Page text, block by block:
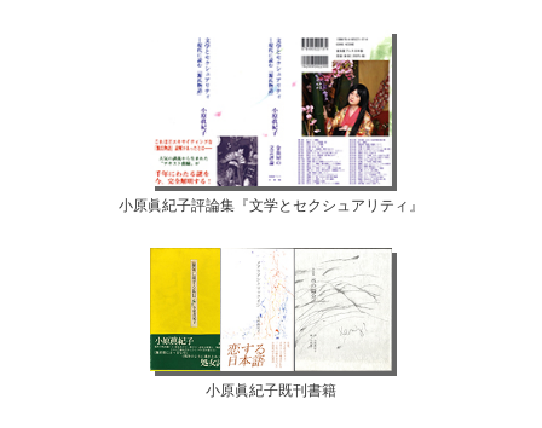
小原眞紀子評論集『文学とセクシュアリティ』
小原眞紀子既刊書籍